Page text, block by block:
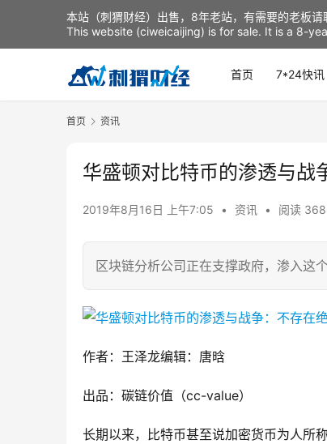
首页 7*24快讯
首页 资讯
华盛顿对比特币的渗透与战
2019年8月16日 上午7:05 • 资讯 • 阅读
区块链分析公司正在支撑政府，渗入这
作者：王泽龙编辑：唐晗
出品：碳链价值（cc-value）
长期以来，比特币甚至说加密货币为人所
本站（刺猬财经）出售，8年老站，有需要的老板
This website (ciweicaijing) is for sale. It is a 8-